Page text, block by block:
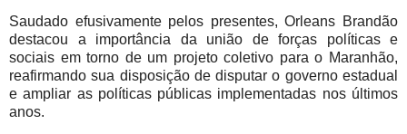
Saudado efusivamente pelos presentes, Orleans Brandão
destacou a importância da união de forças políticas e
sociais em torno de um projeto coletivo para o Maranhão,
reafirmando sua disposição de disputar o governo estadual
e ampliar as políticas públicas implementadas nos últimos
anos.